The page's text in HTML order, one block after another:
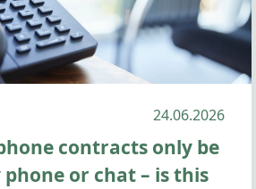
24.06.2026
contracts only be
phone or chat – is this